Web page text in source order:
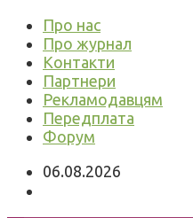
Про нас
Про журнал
Контакти
Партнери
Рекламодавцям
Передплата
Форум
06.08.2026